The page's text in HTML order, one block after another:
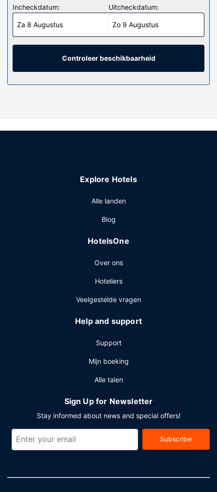
kamers. Er is gratis wifi op de kamer als je op het internet
wilt surfen. Badkamers hebben een bad of douche en
haardrogers. Voorzieningen zijn bijvoorbeeld een kluis, een
bureau en een telefoon met gratis lokale gesprekken.
businesscentrum, een stomerij/wasserijservice en een 24-
Incheckdatum:
Za 8 Augustus
Uitcheckdatum:
Zo 9 Augustus
Controleer beschikbaarheid
Explore Hotels
Alle landen
Blog
HotelsOne
Over ons
Hoteliers
Veelgestelde vragen
Help and support
Support
Mijn boeking
Alle talen
Sign Up for Newsletter
Stay informed about news and special offers!
Subscribe